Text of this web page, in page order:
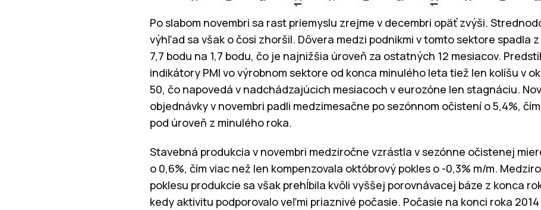
Po slabom novembri sa rast priemyslu zrejme v decembri opäť zvýši.
výhľad sa však o čosi zhoršil. Dôvera medzi podnikmi v tomto sektore spadla
7,7 bodu na 1,7 bodu, čo je najnižšia úroveň za ostatných 12 mesiacov.
indikátory PMI vo výrobnom sektore od konca minulého leta tiež len kolíšu v
50, čo napovedá v nadchádzajúcich mesiacoch v eurozóne len stagnáciu.
objednávky v novembri padli medzimesačne po sezónnom očistení o 5,4%,
pod úroveň z minulého roka.
Stavebná produkcia v novembri medziročne vzrástla v sezónne očistenej
o 0,6%, čím viac než len kompenzovala októbrový pokles o -0,3% m/m.
poklesu produkcie sa však prehĺbila kvôli vyššej porovnávacej báze z konca
kedy aktivitu podporovalo veľmi priaznivé počasie. Počasie na konci roka